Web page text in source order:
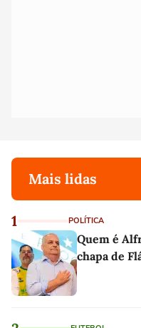
Mais lidas
1 POLÍTICA
Quem é
chapa de